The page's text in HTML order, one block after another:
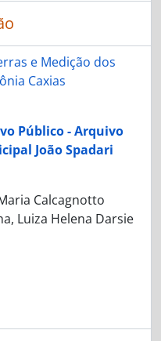
e Medição dos
Caxias
Público - Arquivo
João Spadari
Calcagnotto
Luiza Helena Darsie